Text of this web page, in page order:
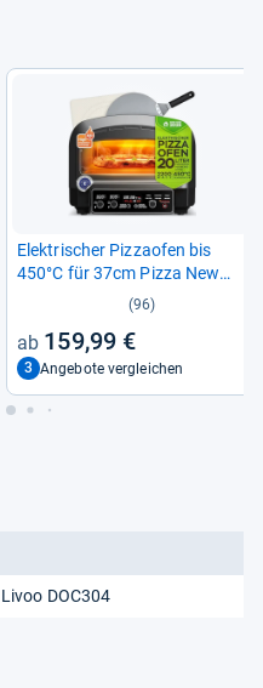
Elek­tri­scher Piz­zao­fen bis
450°C für 37cm Pizza New
(96)
159,99 €
3 Angebote vergleichen
Livoo DOC304